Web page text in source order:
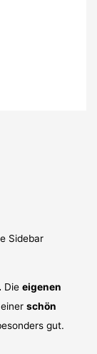
Dieeigenen
schön
gut.